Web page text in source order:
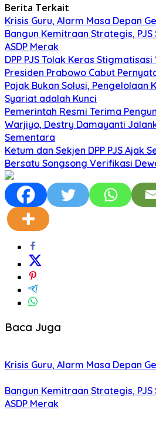
Berita Terkait
Krisis Guru, Alarm Masa Depan
Bangun Kemitraan Strategis,
ASDP Merak
DPP PJS Tolak Keras
Presiden Prabowo Cabut
Pajak Bukan Solusi, Pengelolaan
Syariat adalah Kunci
Pemerintah Resmi Terima
Warjiyo, Destry Damayanti
Sementara
Ketum dan Sekjen DPP PJS Ajak
Bersatu Songsong Verifikasi
Baca Juga
Krisis Guru, Alarm Masa Depan
Bangun Kemitraan Strategis,
ASDP Merak